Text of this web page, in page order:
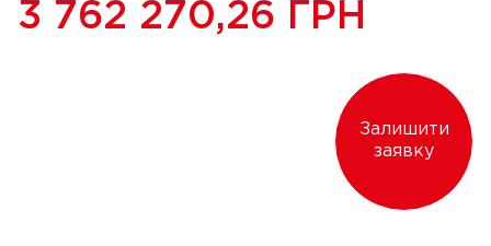
3 762 270,26 ГРН
Залишити
заявку